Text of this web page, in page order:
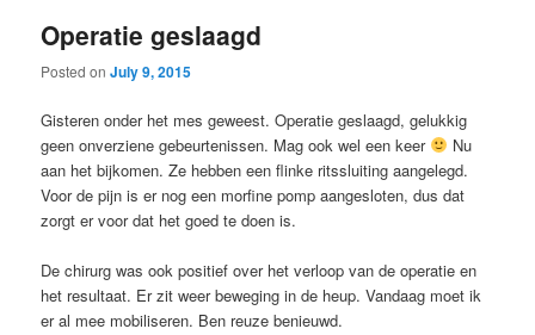
Operatie geslaagd
Posted onJuly 9, 2015
Gisteren onder het mes geweest. Operatie geslaagd, gelukkig
geen onverziene gebeurtenissen. Mag ook wel een keer
Nu
aan het bijkomen. Ze hebben een flinke ritssluiting aangelegd.
Voor de pijn is er nog een morfine pomp aangesloten, dus dat
zorgt er voor dat het goed te doen is.
De chirurg was ook positief over het verloop van de operatie en
het resultaat. Er zit weer beweging in de heup. Vandaag moet ik
er al mee mobiliseren. Ben reuze benieuwd.